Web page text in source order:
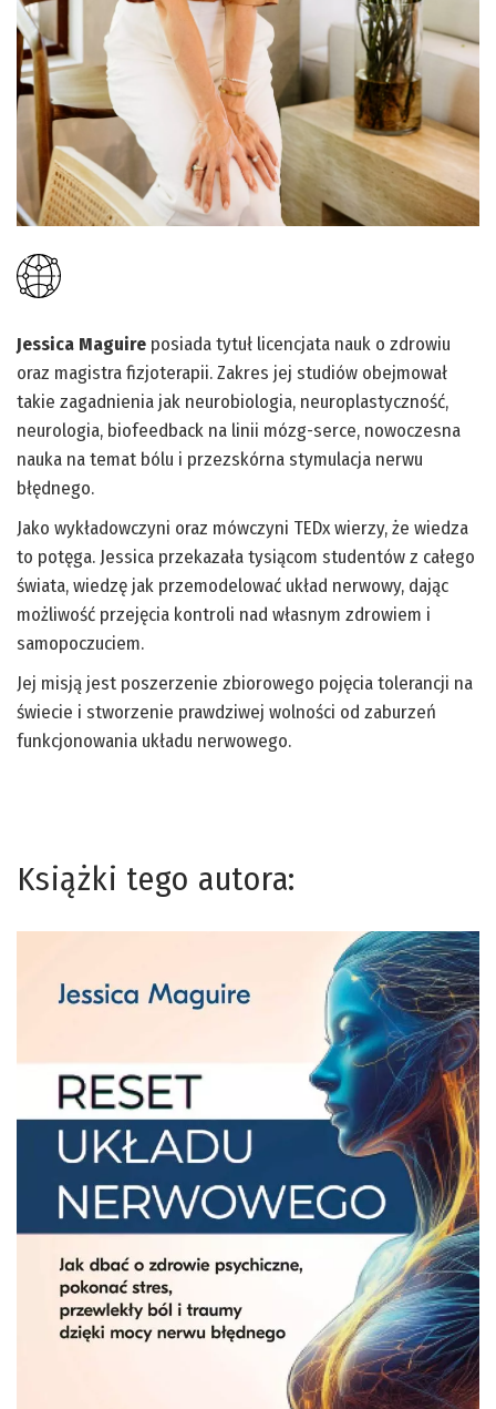
Jessica Maguire posiada tytuł licencjata nauk o zdrowiu
oraz magistra fizjoterapii. Zakres jej studiów obejmował
takie zagadnienia jak neurobiologia, neuroplastyczność,
neurologia, biofeedback na linii mózg-serce, nowoczesna
nauka na temat bólu i przezskórna stymulacja nerwu
błędnego.
Jako wykładowczyni oraz mówczyni TEDx wierzy, że wiedza
to potęga. Jessica przekazała tysiącom studentów z całego
świata, wiedzę jak przemodelować układ nerwowy, dając
możliwość przejęcia kontroli nad własnym zdrowiem i
samopoczuciem.
Jej misją jest poszerzenie zbiorowego pojęcia tolerancji na
świecie i stworzenie prawdziwej wolności od zaburzeń
funkcjonowania układu nerwowego.
Książki tego autora: